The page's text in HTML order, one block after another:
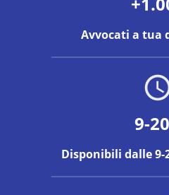
Avvocati a tua
9-
Disponibili dalle 9-